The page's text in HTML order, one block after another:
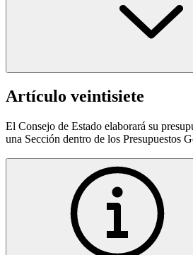
Artículo veintisiete
El Consejo de Estado elaborará su
una Sección dentro de los Presupuestos